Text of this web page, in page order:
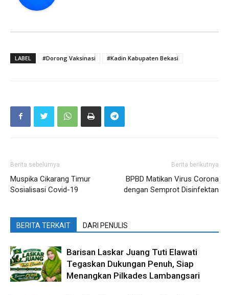
LABEL #Dorong Vaksinasi #Kadin Kabupaten Bekasi
Berita sebelumya
Muspika Cikarang Timur
Sosialisasi Covid-19
Berita berikutnya
BPBD Matikan Virus Corona
dengan Semprot Disinfektan
BERITA TERKAIT DARI PENULIS
Barisan Laskar Juang Tuti Elawati
Tegaskan Dukungan Penuh, Siap
Menangkan Pilkades Lambangsari